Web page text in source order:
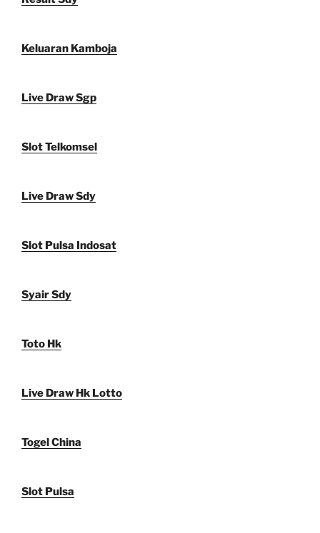
Keluaran Kamboja
Live Draw Sgp
Slot Telkomsel
Live Draw Sdy
Slot Pulsa Indosat
Syair Sdy
Toto Hk
Live Draw Hk Lotto
Togel China
Slot Pulsa